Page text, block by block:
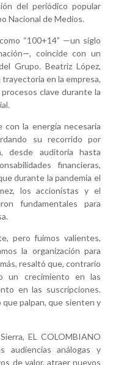
del periódico popular
Nacional de Medios.
“100+14” —un siglo
coincide con un
Grupo.Beatriz López,
trayectoria en la empresa,
clave durante la
la energía necesaria
su recorrido por
desde auditoría hasta
financieras,
durante la pandemia el
los accionistas y el
fundamentales para
pero fuimos valientes,
la organización para
resaltó que, contrario
un crecimiento en las
en las suscripciones.
que palpan, que sienten y
, EL COLOMBIANO
audiencias análogas y
de valor, atraer nuevos